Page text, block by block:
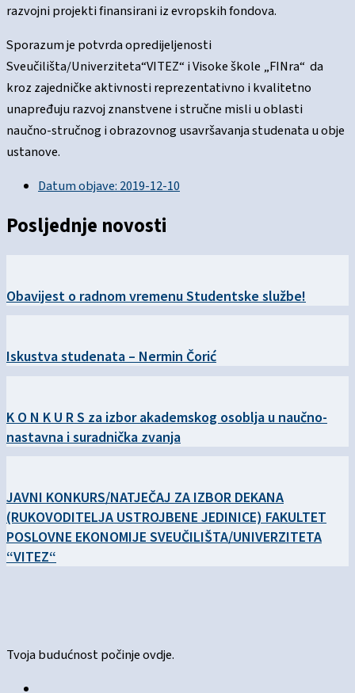
razvojni projekti finansirani iz evropskih fondova.
Sporazum je potvrda opredijeljenosti
Sveučilišta/Univerziteta“VITEZ“ i Visoke škole „FINra“ da
kroz zajedničke aktivnosti reprezentativno i kvalitetno
unapređuju razvoj znanstvene i stručne misli u oblasti
naučno-stručnog i obrazovnog usavršavanja studenata u obje
ustanove.
Datum objave:2019-12-10
Posljednje novosti
Obavijest o radnom vremenu Studentske službe!
Iskustva studenata – Nermin Čorić
K O N K U R S za izbor akademskog osoblja u naučno-
nastavna i suradnička zvanja
JAVNI KONKURS/NATJEČAJ ZA IZBOR DEKANA
(RUKOVODITELJA USTROJBENE JEDINICE) FAKULTET
POSLOVNE EKONOMIJE SVEUČILIŠTA/UNIVERZITETA
“VITEZ“
Tvoja budućnost počinje ovdje.